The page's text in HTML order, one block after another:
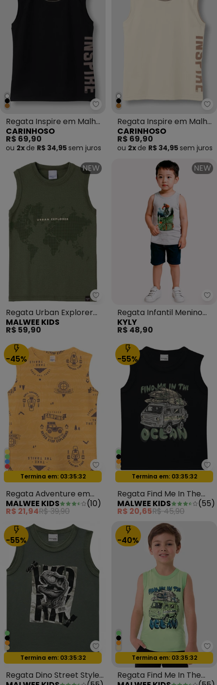
Carinhoso - Regata Inspire em
Regata Inspire em Malha
Preto
CARINHOSO
R$ 69,90
ou 2x de R$ 34,95 sem juros
Regata Inspire em Malha
Off White
CARINHOSO
R$ 69,90
ou 2x de R$ 34,95 sem juros
NEW
Malwee Kids - Regata Urban
Regata Urban Explorer
Anti Odor Verde Militar
MALWEE KIDS
R$ 59,90
NEW
Regata Infantil Menino
Estampa Cinza
KYLY
R$ 48,90
-45%
Malwee Kids - Regata
Oferta relâmpago
Termina em: 03:35:29
Regata Adventure em
Malha Amarelo
MALWEE KIDS (10)
R$ 21,94R$ 39,90
-55%
Oferta relâmpago
Termina em: 03:35:29
Regata Find Me In The
Oceans em Malha Preto
MALWEE KIDS (55)
R$ 20,65R$ 45,90
-55%
Malwee Kids - Regata Dino
Oferta relâmpago
Termina em: 03:35:29
Regata Dino Street Style
-40%
Oferta relâmpago
Termina em: 03:35:29
Regata Find Me In The